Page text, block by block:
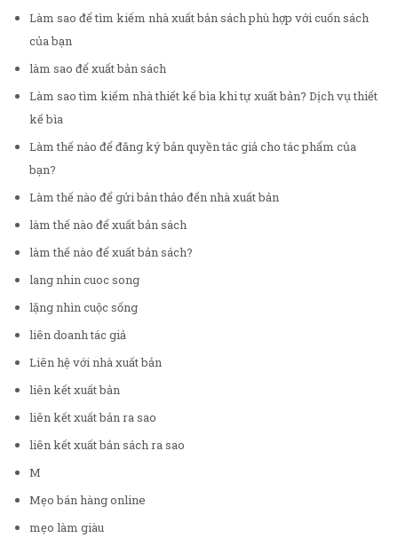
Làm sao để tìm kiếm nhà xuất bản sách phù hợp với cuốn sách
của bạn
làm sao để xuất bản sách
Làm sao tìm kiếm nhà thiết kế bìa khi tự xuất bản? Dịch vụ thiết
kế bìa
Làm thế nào để đăng ký bản quyền tác giả cho tác phẩm của
bạn?
Làm thế nào để gửi bản thảo đến nhà xuất bản
làm thế nào để xuất bản sách
làm thế nào để xuất bản sách?
lang nhin cuoc song
lặng nhìn cuộc sống
liên doanh tác giả
Liên hệ với nhà xuất bản
liên kết xuất bản
liên kết xuất bản ra sao
liên kết xuất bản sách ra sao
M
Mẹo bán hàng online
mẹo làm giàu